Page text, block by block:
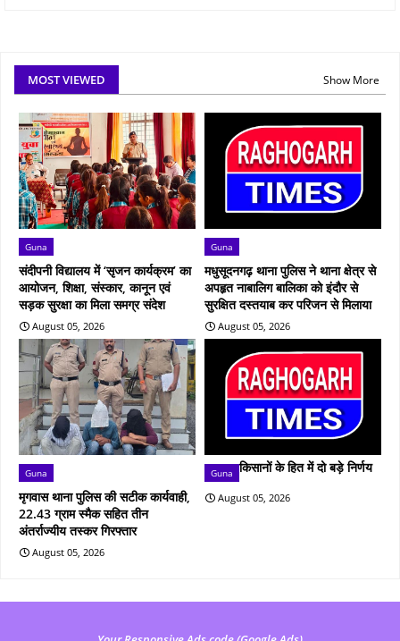
MOST VIEWED Show More
Guna
संदीपनी विद्यालय में ‘सृजन कार्यक्रम’ का
आयोजन, शिक्षा, संस्कार, कानून एवं
सड़क सुरक्षा का मिला समग्र संदेश
August 05, 2026
Guna
मधुसूदनगढ़ थाना पुलिस ने थाना क्षेत्र से
अपहृत नाबालिग बालिका को इंदौर से
सुरक्षित दस्तयाब कर परिजन से मिलाया
August 05, 2026
Guna
मृगवास थाना पुलिस की सटीक कार्यवाही,
22.43 ग्राम स्मैक सहित तीन
अंतर्राज्यीय तस्कर गिरफ्तार
August 05, 2026
Guna किसानों के हित में दो बड़े निर्णय
August 05, 2026